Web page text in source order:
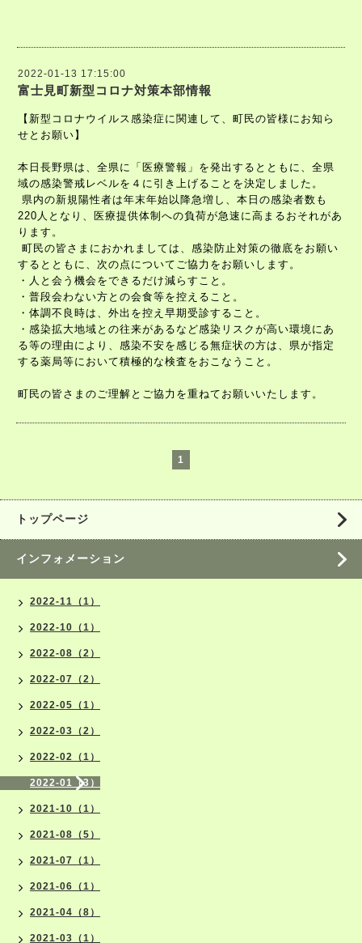
2022-01-13 17:15:00
富士見町新型コロナ対策本部情報
【新型コロナウイルス感染症に関連して、町民の皆様にお知ら
せとお願い】
本日長野県は、全県に「医療警報」を発出するとともに、全県
域の感染警戒レベルを４に引き上げることを決定しました。
県内の新規陽性者は年末年始以降急増し、本日の感染者数も
220 人となり、医療提供体制への負荷が急速に高まるおそれがあ
ります。
町民の皆さまにおかれましては、感染防止対策の徹底をお願い
するとともに、次の点についてご協力をお願いします。
・人と会う機会をできるだけ減らすこと。
・普段会わない方との会食等を控えること。
・体調不良時は、外出を控え早期受診すること。
・感染拡大地域との往来があるなど感染リスクが高い環境にあ
る等の理由により、感染不安を感じる無症状の方は、県が指定
する薬局等において積極的な検査をおこなうこと。
町民の皆さまのご理解とご協力を重ねてお願いいたします。
1
トップページ
インフォメーション
2022-11（1）
2022-10（1）
2022-08（2）
2022-07（2）
2022-05（1）
2022-03（2）
2022-02（1）
2022-01（3）
2021-10（1）
2021-08（5）
2021-07（1）
2021-06（1）
2021-04（8）
2021-03（1）